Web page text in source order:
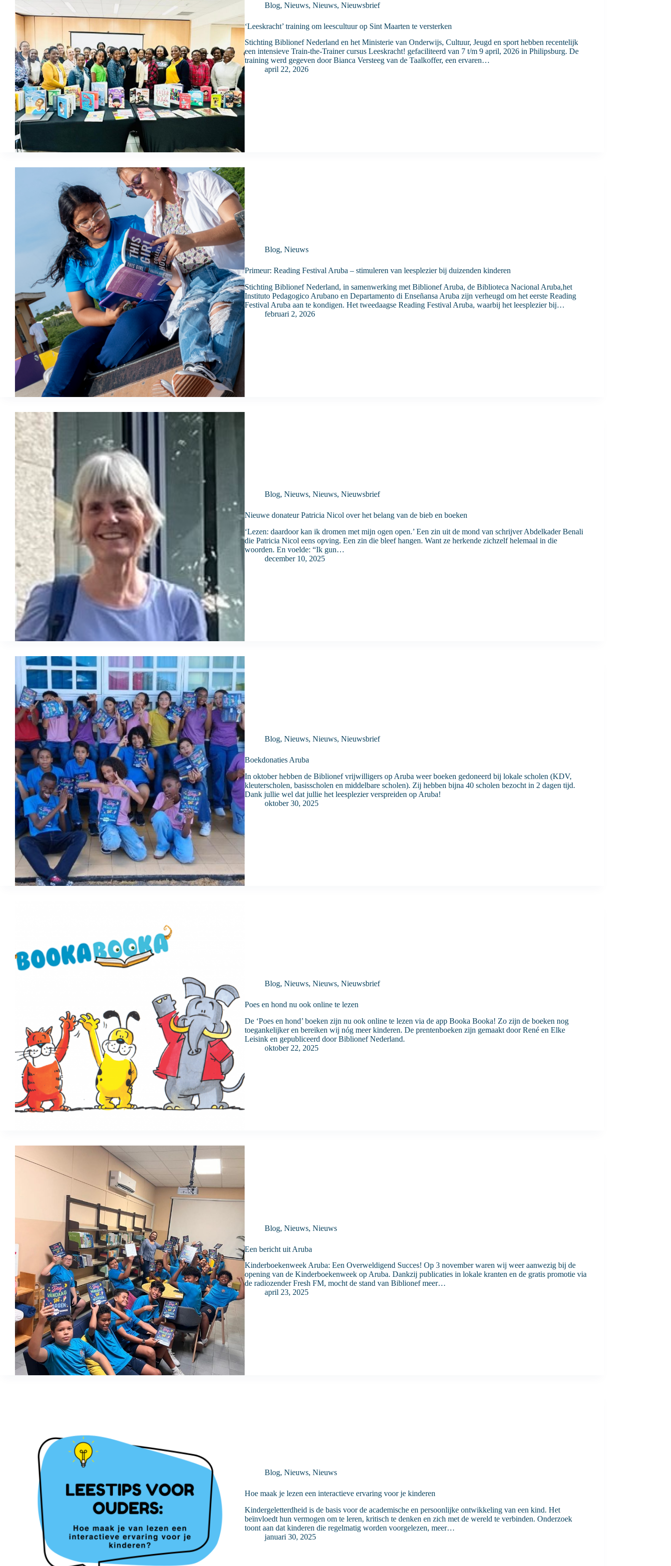
Blog, Nieuws, Nieuws, Nieuwsbrief
‘Leeskracht’ training om leescultuur op Sint Maarten te versterken
Stichting Biblionef Nederland en het Ministerie van Onderwijs, Cultuur, Jeugd en sport hebben recentelijk
een intensieve Train-the-Trainer cursus Leeskracht! gefaciliteerd van 7 t/m 9 april, 2026 in Philipsburg. De
training werd gegeven door Bianca Versteeg van de Taalkoffer, een ervaren…
april 22, 2026
Blog, Nieuws
Primeur: Reading Festival Aruba – stimuleren van leesplezier bij duizenden kinderen
Stichting Biblionef Nederland, in samenwerking met Biblionef Aruba, de Biblioteca Nacional Aruba,het
Instituto Pedagogico Arubano en Departamento di Enseñansa Aruba zijn verheugd om het eerste Reading
Festival Aruba aan te kondigen. Het tweedaagse Reading Festival Aruba, waarbij het leesplezier bij…
februari 2, 2026
Blog, Nieuws, Nieuws, Nieuwsbrief
Nieuwe donateur Patricia Nicol over het belang van de bieb en boeken
‘Lezen: daardoor kan ik dromen met mijn ogen open.’ Een zin uit de mond van schrijver Abdelkader Benali
die Patricia Nicol eens opving. Een zin die bleef hangen. Want ze herkende zichzelf helemaal in die
woorden. En voelde: “Ik gun…
december 10, 2025
Blog, Nieuws, Nieuws, Nieuwsbrief
Boekdonaties Aruba
In oktober hebben de Biblionef vrijwilligers op Aruba weer boeken gedoneerd bij lokale scholen (KDV,
kleuterscholen, basisscholen en middelbare scholen). Zij hebben bijna 40 scholen bezocht in 2 dagen tijd.
Dank jullie wel dat jullie het leesplezier verspreiden op Aruba!
oktober 30, 2025
Blog, Nieuws, Nieuws, Nieuwsbrief
Poes en hond nu ook online te lezen
De ‘Poes en hond’ boeken zijn nu ook online te lezen via de app Booka Booka! Zo zijn de boeken nog
toegankelijker en bereiken wij nóg meer kinderen. De prentenboeken zijn gemaakt door René en Elke
Leisink en gepubliceerd door Biblionef Nederland.
oktober 22, 2025
Blog, Nieuws, Nieuws
Een bericht uit Aruba
Kinderboekenweek Aruba: Een Overweldigend Succes! Op 3 november waren wij weer aanwezig bij de
opening van de Kinderboekenweek op Aruba. Dankzij publicaties in lokale kranten en de gratis promotie via
de radiozender Fresh FM, mocht de stand van Biblionef meer…
april 23, 2025
Blog, Nieuws, Nieuws
Hoe maak je lezen een interactieve ervaring voor je kinderen
Kindergeletterdheid is de basis voor de academische en persoonlijke ontwikkeling van een kind. Het
beïnvloedt hun vermogen om te leren, kritisch te denken en zich met de wereld te verbinden. Onderzoek
toont aan dat kinderen die regelmatig worden voorgelezen, meer…
januari 30, 2025